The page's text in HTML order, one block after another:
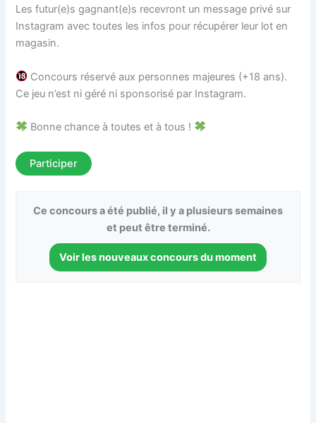
Les futur(e)s gagnant(e)s recevront un message privé sur
Instagram avec toutes les infos pour récupérer leur lot en
magasin.
Concours réservé aux personnes majeures (+18 ans).
Ce jeu n’est ni géré ni sponsorisé par Instagram.
Bonne chance à toutes et à tous !
Participer
Ce concours a été publié, il y a plusieurs semaines
et peut être terminé.
Voir les nouveaux concours du moment